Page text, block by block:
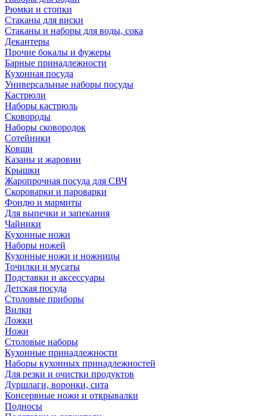
Рюмки и стопки
Стаканы для виски
Стаканы и наборы для воды, сока
Декантеры
Прочие бокалы и фужеры
Барные принадлежности
Кухонная посуда
Универсальные наборы посуды
Кастрюли
Наборы кастрюль
Сковороды
Наборы сковородок
Сотейники
Ковши
Казаны и жаровни
Крышки
Жаропрочная посуда для СВЧ
Скороварки и пароварки
Фондю и мармиты
Для выпечки и запекания
Чайники
Кухонные ножи
Наборы ножей
Кухонные ножи и ножницы
Точилки и мусаты
Подставки и аксессуары
Детская посуда
Столовые приборы
Вилки
Ложки
Ножи
Столовые наборы
Кухонные принадлежности
Наборы кухонных принадлежностей
Для резки и очистки продуктов
Дуршлаги, воронки, сита
Консервные ножи и открывалки
Подносы